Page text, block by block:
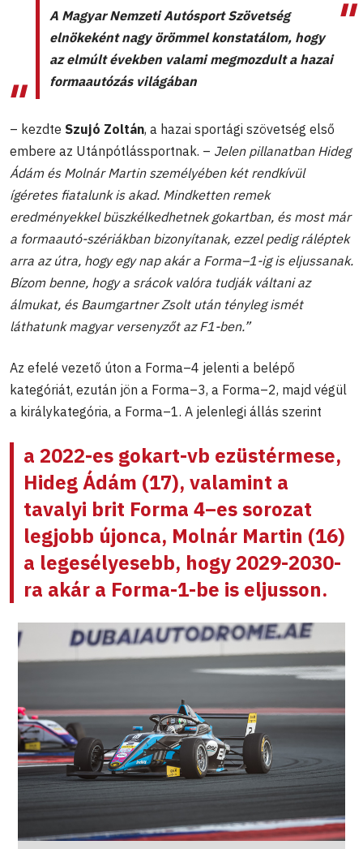
A Magyar Nemzeti Autósport Szövetség
elnökeként nagy örömmel konstatálom, hogy
az elmúlt években valami megmozdult a hazai
formaautózás világában
– kezdte Szujó Zoltán, a hazai sportági szövetség első
embere az Utánpótlássportnak. – Jelen pillanatban Hideg
Ádám és Molnár Martin személyében két rendkívül
ígéretes fiatalunk is akad. Mindketten remek
eredményekkel büszkélkedhetnek gokartban, és most már
a formaautó-szériákban bizonyítanak, ezzel pedig ráléptek
arra az útra, hogy egy nap akár a Forma–1-ig is eljussanak.
Bízom benne, hogy a srácok valóra tudják váltani az
álmukat, és Baumgartner Zsolt után tényleg ismét
láthatunk magyar versenyzőt az F1-ben.”
Az efelé vezető úton a Forma–4 jelenti a belépő
kategóriát, ezután jön a Forma–3, a Forma–2, majd végül
a királykategória, a Forma–1. A jelenlegi állás szerint
a 2022-es gokart-vb ezüstérmese,
Hideg Ádám (17), valamint a
tavalyi brit Forma 4–es sorozat
legjobb újonca, Molnár Martin (16)
a legesélyesebb, hogy 2029-2030-
ra akár a Forma-1-be is eljusson.